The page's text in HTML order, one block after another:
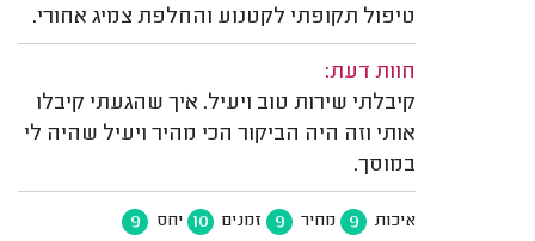
טיפול תקופתי לקטנוע והחלפת צמיג אחורי.
חוות דעת:
קיבלתי שירות טוב ויעיל. איך שהגעתי קיבלו
אותי וזה היה הביקור הכי מהיר ויעיל שהיה לי
במוסך.
איכות 9 מחיר 9 זמנים 10 יחס 9